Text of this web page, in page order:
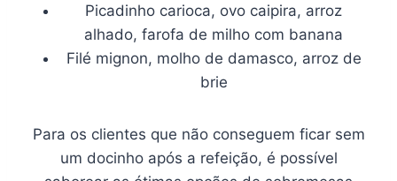
Picadinho carioca, ovo caipira, arroz
alhado, farofa de milho com banana
Filé mignon, molho de damasco, arroz de
brie
Para os clientes que não conseguem ficar sem
um docinho após a refeição, é possível